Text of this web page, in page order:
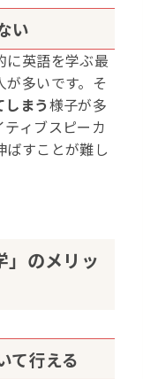
い
に英語を学ぶ最
多いです。そ
まう様子が多
ィブスピーカ
ばすことが難し
のメリッ
て行える